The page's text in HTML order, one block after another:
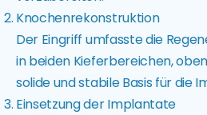
Knochenrekonstruktion
Der Eingriff umfasste die
in beiden Kieferbereichen,
solide und stabile Basis für die
Einsetzung der Implantate